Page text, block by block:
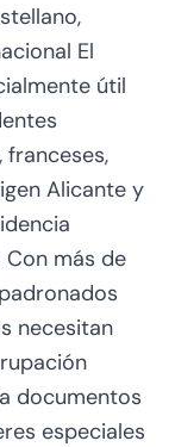
El
útil
Alicante y
más de
necesitan
documentos
especiales